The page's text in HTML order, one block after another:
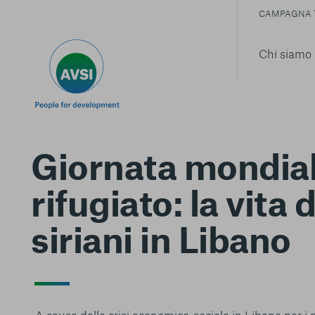
Chi siamo
CAMPAGNA
Giornata
rifugiato: la vita
siriani in Libano